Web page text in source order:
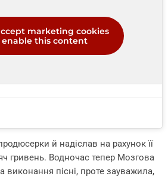
marketing cookies
this content
й надіслав на рахунок її
гривень. Водночас тепер Мозгова
виконання пісні, проте зауважила,